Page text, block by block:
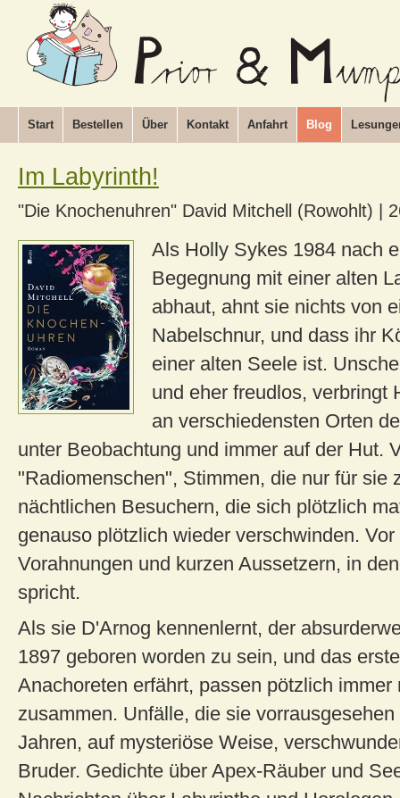
Start Bestellen Über Kontakt Anfahrt Blog
Im Labyrinth!
"Die Knochenuhren" David Mitchell (Rowohlt)
Als Holly Sykes 1984 nach
Begegnung mit einer alten
abhaut, ahnt sie nichts von
Nabelschnur, und dass ihr
einer alten Seele ist.
und eher freudlos, verbringt
an verschiedensten Orten
unter Beobachtung und immer auf der Hut.
"Radiomenschen", Stimmen, die nur für sie
nächtlichen Besuchern, die sich plötzlich
genauso plötzlich wieder verschwinden.
Vorahnungen und kurzen Aussetzern, in
spricht.
Als sie D'Arnog kennenlernt, der
1897 geboren worden zu sein, und das
Anachoreten erfährt, passen pötzlich immer
zusammen. Unfälle, die sie
Jahren, auf mysteriöse Weise,
Bruder. Gedichte über Apex-Räuber und